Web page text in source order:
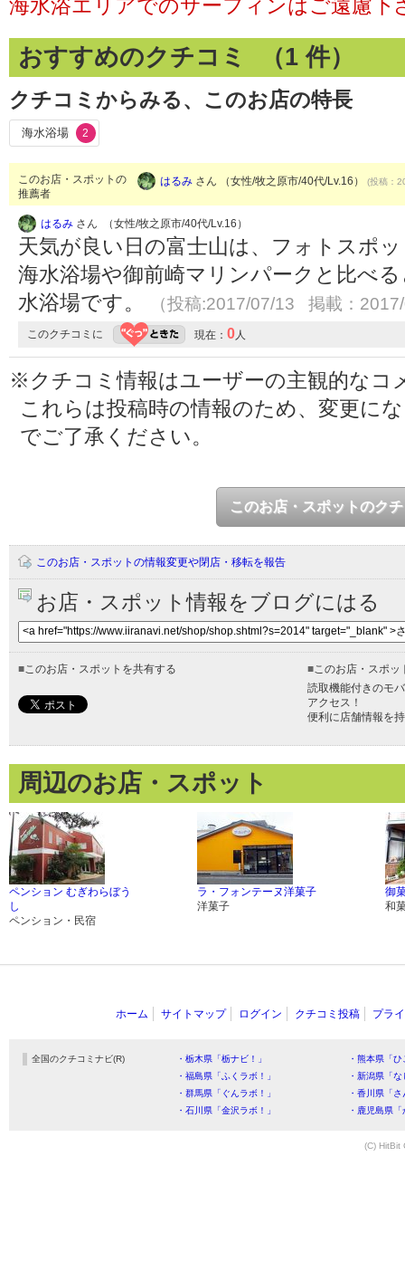
海水浴エリアでのサーフィンはご遠慮下
おすすめのクチコミ （1 件）
クチコミからみる、このお店の特長
海水浴場 2
このお店・スポットの
推薦者
はるみ さん （女性/牧之原市/40代/Lv.16） (投稿：
はるみ さん （女性/牧之原市/40代/Lv.16）
天気が良い日の富士山は、フォトスポ
海水浴場や御前崎マリンパークと比べ
水浴場です。
（投稿:2017/07/13 掲載：
このクチコミに 現在： 0 人
※クチコミ情報はユーザーの主観的なコ
これらは投稿時の情報のため、変更に
でご了承ください。
このお店・スポットのク
このお店・スポットの情報変更や閉店・移転を報告
お店・スポット情報をブログにはる
■ このお店・スポットを共有する ■ このお店・スポ
読取機能付きのモ
アクセス！
便利に店舗情報を
周辺のお店・スポット
ペンション むぎわらぼう
し
ペンション・民宿
ラ・フォンテーヌ洋菓子
洋菓子
御
和
ホーム サイトマップ ログイン クチコミ投稿 プラ
全国のクチコミナビ(R) ・栃木県「栃ナビ！」
・熊本県「
・福島県「ふくラボ！」
・新潟県「
・群馬県「ぐんラボ！」
・香川県「
・石川県「金沢ラボ！」
・鹿児島県
(C) HitBit